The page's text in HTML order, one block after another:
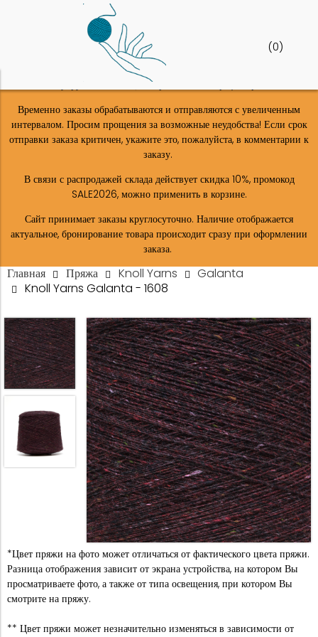
(0)
Шоу-рум в Москве (м. Верхние-лихоборы) закрыт!
Временно заказы обрабатываются и отправляются с увеличенным
интервалом. Просим прощения за возможные неудобства! Если срок
отправки заказа критичен, укажите это, пожалуйста, в комментарии к
заказу.
В связи с распродажей склада действует скидка 10%, промокод
SALE2026, можно применить в корзине.
Сайт принимает заказы круглосуточно. Наличие отображается
актуальное, бронирование товара происходит сразу при оформлении
заказа.
Главная Пряжа Knoll Yarns
Galanta
Knoll Yarns Galanta - 1608
*Цвет пряжи на фото может отличаться от фактического цвета пряжи.
Разница отображения зависит от экрана устройства, на котором Вы
просматриваете фото, а также от типа освещения, при котором Вы
смотрите на пряжу.
** Цвет пряжи может незначительно изменяться в зависимости от